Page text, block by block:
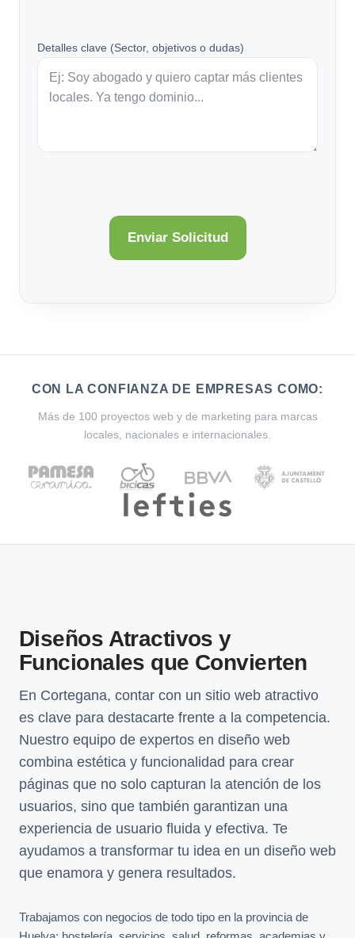
Detalles clave (Sector, objetivos o dudas)
CON LA CONFIANZA DE EMPRESAS COMO:
Más de 100 proyectos web y de marketing para marcas
locales, nacionales e internacionales.
Diseños Atractivos y
Funcionales que Convierten
En Cortegana, contar con un sitio web atractivo
es clave para destacarte frente a la competencia.
Nuestro equipo de expertos en diseño web
combina estética y funcionalidad para crear
páginas que no solo capturan la atención de los
usuarios, sino que también garantizan una
experiencia de usuario fluida y efectiva. Te
ayudamos a transformar tu idea en un diseño web
que enamora y genera resultados.
Trabajamos con negocios de todo tipo en la provincia de